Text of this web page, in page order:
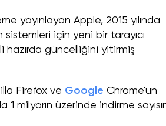
yayınlayan Apple, 2015 yılında
sistemleri için yeni bir tarayıcı
hazırda güncelliğini yitirmiş
Firefox ve Google Chrome'un
1 milyarın üzerinde indirme